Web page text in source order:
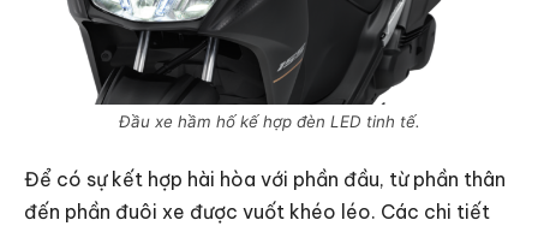
Đầu xe hầm hố kế hợp đèn LED tinh tế.
Để có sự kết hợp hài hòa với phần đầu, từ phần thân
đến phần đuôi xe được vuốt khéo léo. Các chi tiết